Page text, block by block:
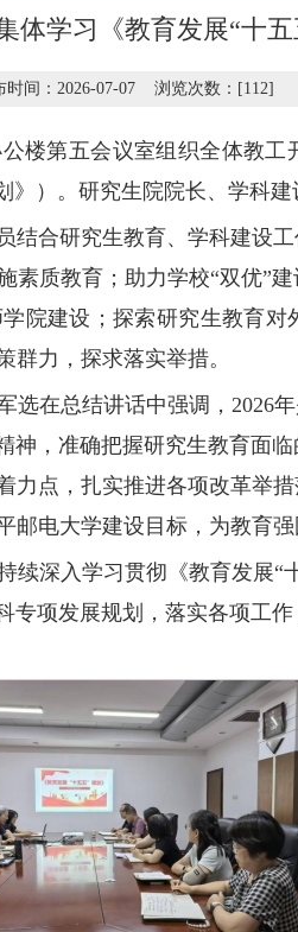
体学习《教育发展“十五
时间：2026-07-07 浏览次数：[112]
楼第五会议室组织全体教
》）。研究生院院长、学科
结合研究生教育、学科建设
素质教育；助力学校“双优”
院建设；探索研究生教育
群力，探求落实举措。
在总结讲话中强调，2026
神，准确把握研究生教育面
力点，扎实推进各项改革举
电大学建设目标，为教育强
续深入学习贯彻《教育发展“
专项发展规划，落实各项工